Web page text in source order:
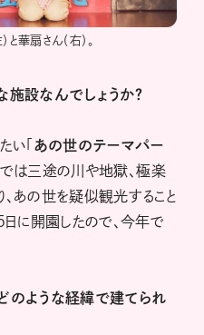
華扇さん（右）。
施設なんでしょうか？
い「 あの世のテーマパー
では三途の川や地獄、極楽
、あの世を疑似観光すること
に開園したので、今年で
のような経緯で建てられ